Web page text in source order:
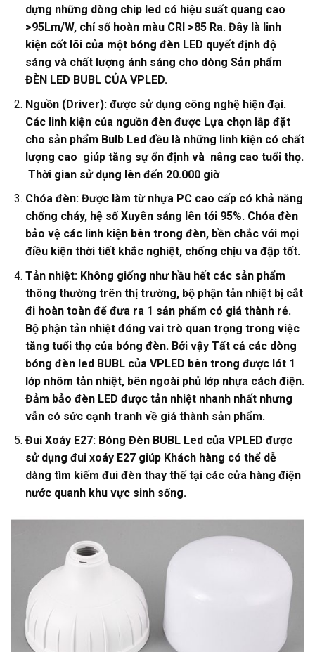
dựng những dòng chip led có hiệu suất quang cao
>95Lm/W, chỉ số hoàn màu CRI >85 Ra. Đây là linh
kiện cốt lõi của một bóng đèn LED quyết định độ
sáng và chất lượng ánh sáng cho dòng Sản phẩm
ĐÈN LED BUBL CỦA VPLED.
Nguồn (Driver): được sử dụng công nghệ hiện đại.
Các linh kiện của nguồn đèn được Lựa chọn lắp đặt
cho sản phẩm Bulb Led đều là những linh kiện có chất
lượng cao giúp tăng sự ổn định và nâng cao tuổi thọ.
Thời gian sử dụng lên đến 20.000 giờ
Chóa đèn: Được làm từ nhựa PC cao cấp có khả năng
chống cháy, hệ số Xuyên sáng lên tới 95%. Chóa đèn
bảo vệ các linh kiện bên trong đèn, bền chắc với mọi
điều kiện thời tiết khắc nghiệt, chống chịu va đập tốt.
Tản nhiệt: Không giống như hầu hết các sản phẩm
thông thường trên thị trường, bộ phận tản nhiệt bị cắt
đi hoàn toàn để đưa ra 1 sản phẩm có giá thành rẻ.
Bộ phận tản nhiệt đóng vai trò quan trọng trong việc
tăng tuổi thọ của bóng đèn. Bởi vậy Tất cả các dòng
bóng đèn led BUBL của VPLED bên trong được lót 1
lớp nhôm tản nhiệt, bên ngoài phủ lớp nhựa cách điện.
Đảm bảo đèn LED được tản nhiệt nhanh nhất nhưng
vẫn có sức cạnh tranh về giá thành sản phẩm.
Đui Xoáy E27: Bóng Đèn BUBL Led của VPLED được
sử dụng đui xoáy E27 giúp Khách hàng có thể dễ
dàng tìm kiếm đui đèn thay thế tại các cửa hàng điện
nước quanh khu vực sinh sống.